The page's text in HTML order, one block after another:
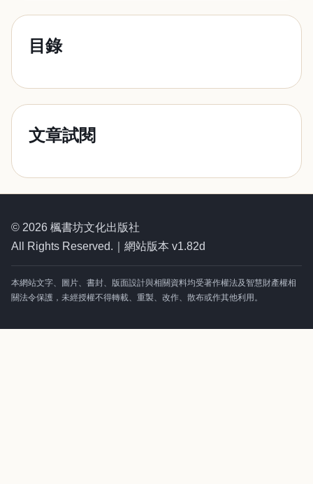
目錄
文章試閱
© 2026 楓書坊文化出版社
All Rights Reserved.｜網站版本 v1.82d
本網站文字、圖片、書封、版面設計與相關資料均受著作權法及智慧財產權相
關法令保護，未經授權不得轉載、重製、改作、散布或作其他利用。